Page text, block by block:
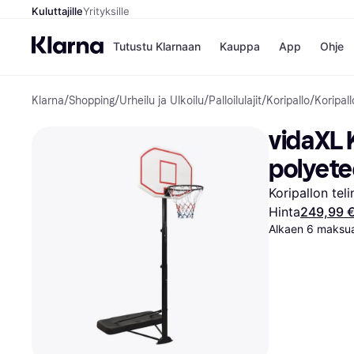
KuluttajilleYrityksille
Tutustu Klarnaan Kauppa
Kaupat
Gigantti
H&M
Peten
Wolt
App Ohje
Klarna/Shopping/Urheilu ja Ulkoilu/Palloilulajit/Koripallo/
vidaXL
Koripallon
Hinta249,99 €
Alkaen 6